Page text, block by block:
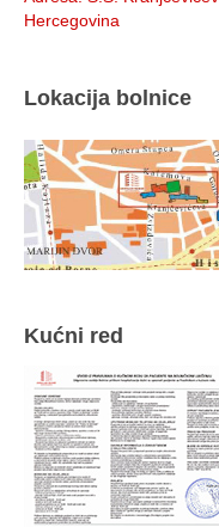
Hercegovina
Lokacija bolnice
Kućni red